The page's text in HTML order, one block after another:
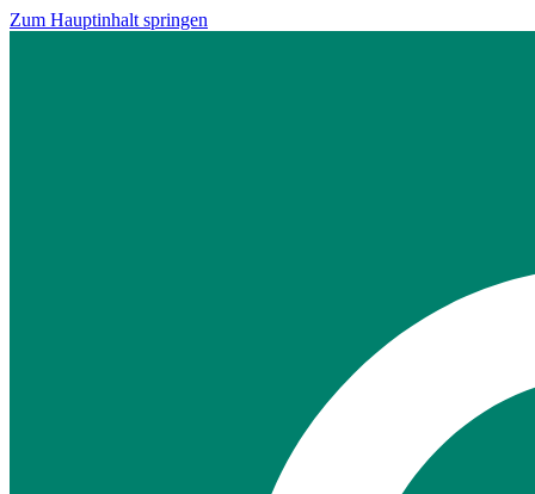
Zum Hauptinhalt springen